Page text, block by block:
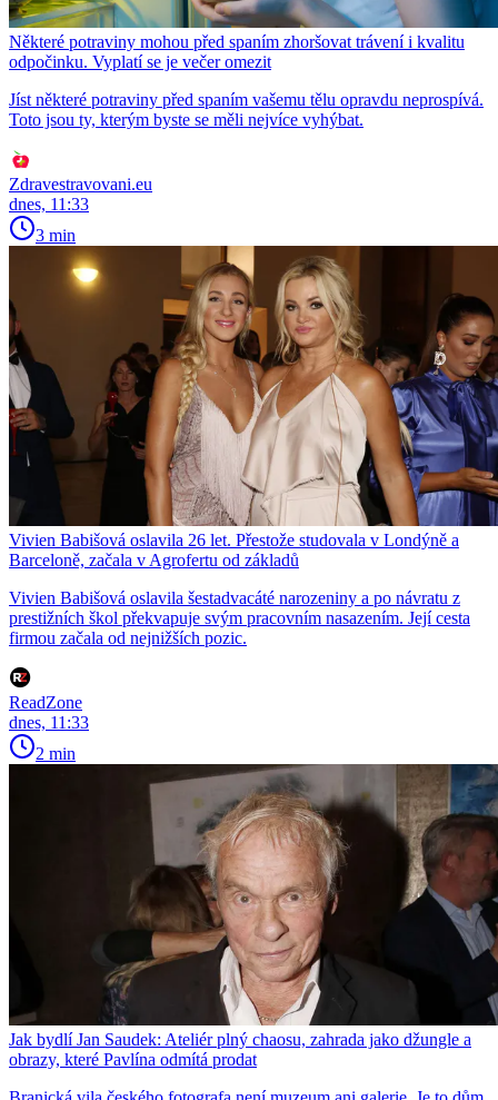
Některé potraviny mohou před spaním zhoršovat trávení i kvalitu
odpočinku. Vyplatí se je večer omezit
Jíst některé potraviny před spaním vašemu tělu opravdu neprospívá.
Toto jsou ty, kterým byste se měli nejvíce vyhýbat.
Zdravestravovani.eu
dnes, 11:33
3 min
Vivien Babišová oslavila 26 let. Přestože studovala v Londýně a
Barceloně, začala v Agrofertu od základů
Vivien Babišová oslavila šestadvacáté narozeniny a po návratu z
prestižních škol překvapuje svým pracovním nasazením. Její cesta
firmou začala od nejnižších pozic.
ReadZone
dnes, 11:33
2 min
Jak bydlí Jan Saudek: Ateliér plný chaosu, zahrada jako džungle a
obrazy, které Pavlína odmítá prodat